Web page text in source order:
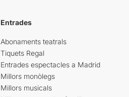
Entrades
Abonaments teatrals
Tiquets Regal
Entrades espectacles a Madrid
Millors monòlegs
Millors musicals